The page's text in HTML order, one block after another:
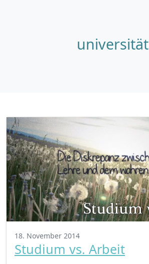
universität
18. November 2014
Studium vs. Arbeit